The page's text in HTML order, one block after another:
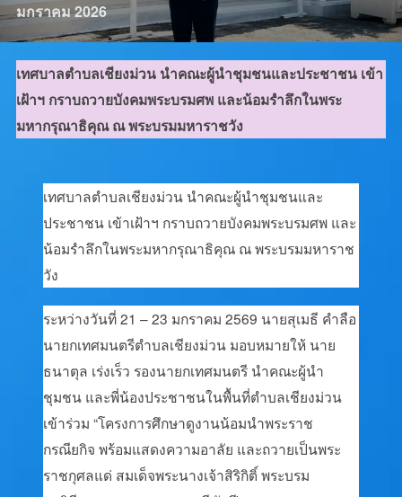
มกราคม 2026
เทศบาลตำบลเชียงม่วน นำคณะผู้นำชุมชนและประชาชน เข้า
เฝ้าฯ กราบถวายบังคมพระบรมศพ และน้อมรำลึกในพระ
มหากรุณาธิคุณ ณ พระบรมมหาราชวัง
เทศบาลตำบลเชียงม่วน นำคณะผู้นำชุมชนและ
ประชาชน เข้าเฝ้าฯ กราบถวายบังคมพระบรมศพ และ
น้อมรำลึกในพระมหากรุณาธิคุณ ณ พระบรมมหาราช
วัง
ระหว่างวันที่ 21 – 23 มกราคม 2569 นายสุเมธี คำลือ
นายกเทศมนตรีตำบลเชียงม่วน มอบหมายให้ นาย
ธนาตุล เร่งเร็ว รองนายกเทศมนตรี นำคณะผู้นำ
ชุมชน และพี่น้องประชาชนในพื้นที่ตำบลเชียงม่วน
เข้าร่วม “โครงการศึกษาดูงานน้อมนำพระราช
กรณียกิจ พร้อมแสดงความอาลัย และถวายเป็นพระ
ราชกุศลแด่ สมเด็จพระนางเจ้าสิริกิติ์ พระบรม